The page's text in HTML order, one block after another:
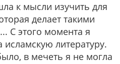
к мысли изучить для
делает такими
С этого момента я
литературу.
в мечеть я не могла